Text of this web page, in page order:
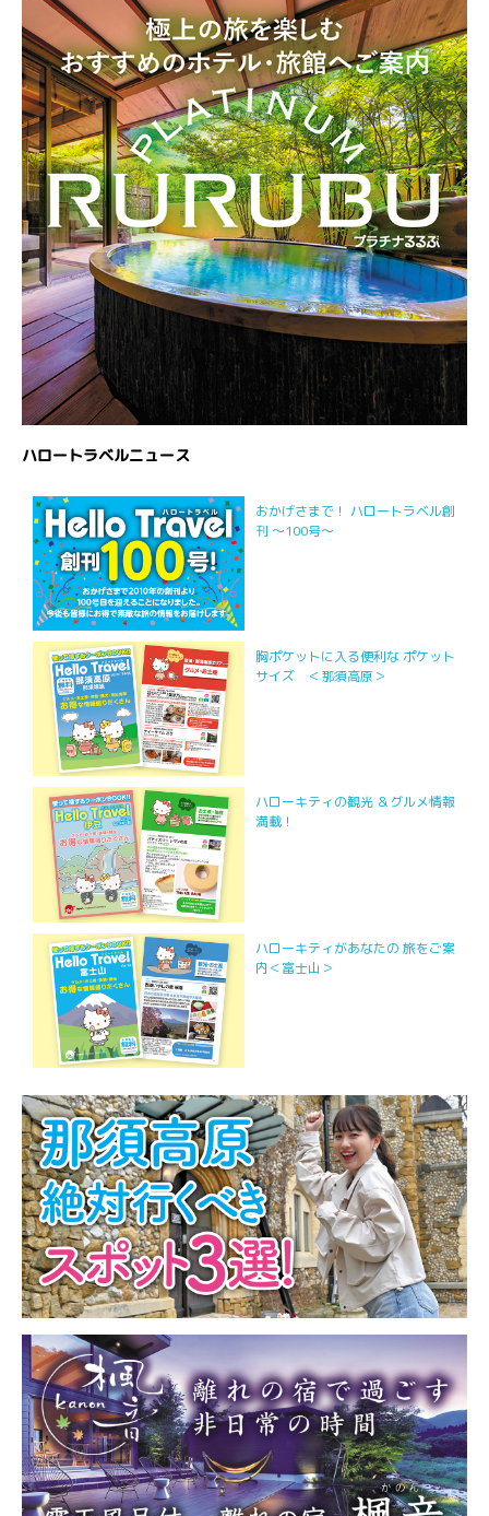
ハロートラベルニュース
おかげさまで！ ハロートラベル創
刊 ～100号～
胸ポケットに入る便利な ポケット
サイズ ＜那須高原＞
ハローキティの観光 ＆グルメ情報
満載！
ハローキティがあなたの 旅をご案
内＜富士山＞